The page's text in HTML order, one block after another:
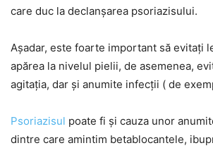
care duc la declanşarea psoriazisului.
Aşadar, este foarte important să evitaţi
apărea la nivelul pielii, de asemenea,
agitaţia, dar şi anumite infecţii ( de
Psoriazisul poate fi şi cauza unor
dintre care amintim betablocantele,